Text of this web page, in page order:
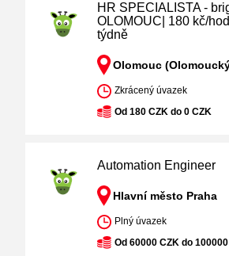
HR SPECIALISTA -
OLOMOUC| 180 kč/
týdně
Olomouc
Zkrácený úvazek
Od 180 CZK do 0 CZK
Automation Engineer
Hlavní město Praha
Plný úvazek
Od 60000 CZK do